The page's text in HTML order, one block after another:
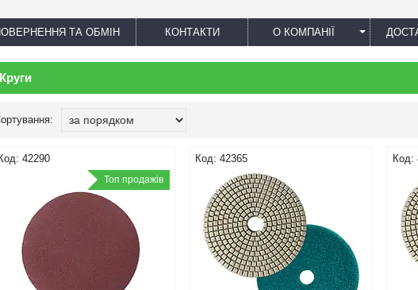
ТА ОБМІН КОНТАКТИ О КОМПАНІЇ
Круги
42290
Топ продажів
42365